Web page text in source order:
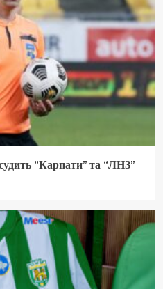
“Карпати” та “ЛНЗ”